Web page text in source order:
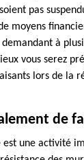
pas
moyens
demandant à
vous serez
lors de la
de
est une activité